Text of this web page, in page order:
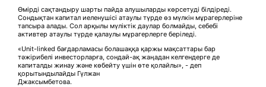
Өмірді сақтандыру шарты пайда алушыларды көрсетуді білдіреді.
Сондықтан капитал иеленушісі атаулы түрде өз мүлкін мұрагерлеріне
тапсыра алады. Сол арқылы мүліктік даулар болмайды, себебі
активтер атаулы түрде қалаулы мұрагерлерге беріледі.
«Unit-linked бағдарламасы болашаққа қаржы мақсаттары бар
тәжірибелі инвесторларға, сондай-ақ жаңадан келгендерге де
капиталды жинау және көбейту үшін өте қолайлы», - деп
қорытындылайды Гүлжан
Джаксымбетова.